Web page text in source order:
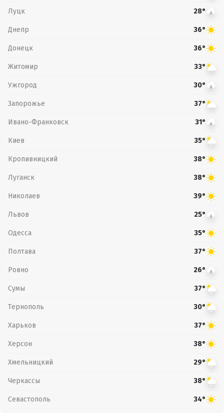
Луцк 28°
Днепр 36°
Донецк 36°
Житомир 33°
Ужгород 30°
Запорожье 37°
Ивано-Франковск 31°
Киев 35°
Кропивницкий 38°
Луганск 38°
Николаев 39°
Львов 25°
Одесса 35°
Полтава 37°
Ровно 26°
Сумы 37°
Тернополь 30°
Харьков 37°
Херсон 38°
Хмельницкий 29°
Черкассы 38°
Севастополь 34°